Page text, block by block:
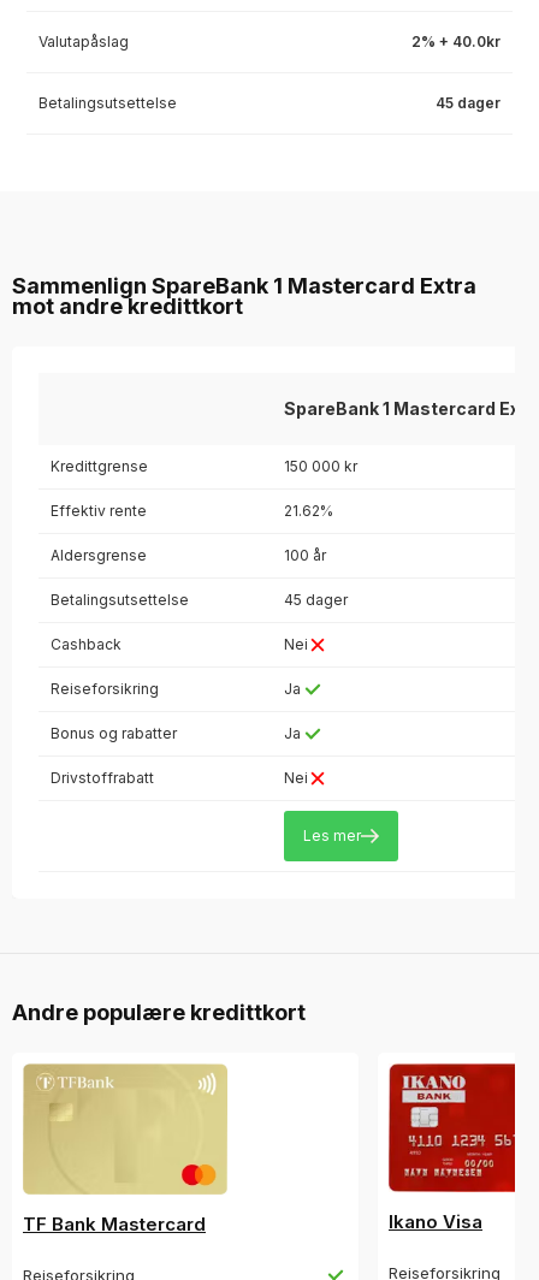
Valutapåslag 2% + 40.0kr
Betalingsutsettelse 45 dager
Sammenlign SpareBank 1 Mastercard Extra
mot andre kredittkort
SpareBank 1 Mastercard
Kredittgrense 150 000 kr
Effektiv rente 21.62%
Aldersgrense 100 år
Betalingsutsettelse 45 dager
Cashback Nei
Reiseforsikring Ja
Bonus og rabatter Ja
Drivstoffrabatt Nei
Les mer
Andre populære kredittkort
TF Bank Mastercard
Reiseforsikring
Ikano Visa
Reiseforsikring